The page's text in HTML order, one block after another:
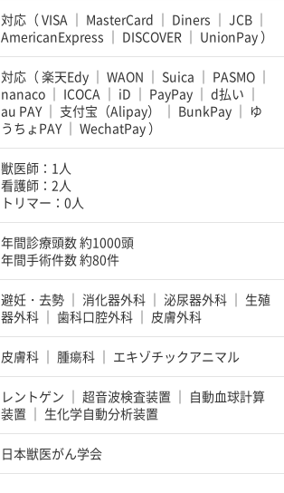
対応（VISA MasterCard Diners
JCB
AmericanExpress
DISCOVER ｜ UnionPay）
対応（楽天Edy WAON Suica
PASMO
nanaco
ICOCA iD PayPay
d払い
au PAY
支付宝（Alipay） BunkPay
ゆ
うちょPAY
WechatPay）
獣医師：1人
看護師：2人
トリマー：0人
年間診療頭数 約1000頭
年間手術件数 約80件
避妊・去勢 消化器外科 泌尿器外科
生殖
器外科
歯科口腔外科 皮膚外科
皮膚科 腫瘍科 エキゾチックアニマル
レントゲン 超音波検査装置
自動血球計算
装置
生化学自動分析装置
日本獣医がん学会